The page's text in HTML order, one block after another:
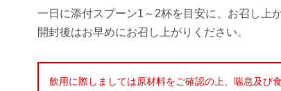
一日に添付スプーン1～2杯を目安に、お召し上
開封後はお早めにお召し上がりください。
飲用に際しましては原材料をご確認の上、喘息及び